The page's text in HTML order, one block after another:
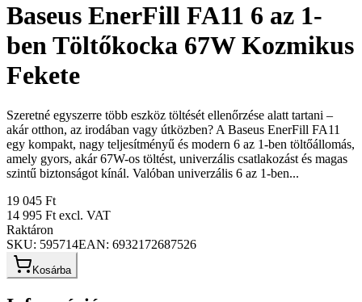
Baseus EnerFill FA11 6 az 1-
ben Töltőkocka 67W Kozmikus
Fekete
Szeretné egyszerre több eszköz töltését ellenőrzése alatt tartani –
akár otthon, az irodában vagy útközben? A Baseus EnerFill FA11
egy kompakt, nagy teljesítményű és modern 6 az 1-ben töltőállomás,
amely gyors, akár 67W-os töltést, univerzális csatlakozást és magas
szintű biztonságot kínál. Valóban univerzális 6 az 1-ben...
19 045 Ft
14 995 Ft excl. VAT
Raktáron
SKU: 595714EAN: 6932172687526
Kosárba